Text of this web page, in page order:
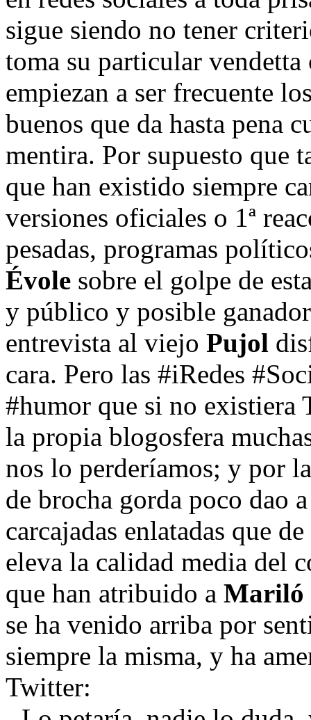
sigue siendo no tener
toma su particular
empiezan a ser frecuente
buenos que da hasta pena
mentira. Por supuesto que
que han existido siempre
versiones oficiales o 1ª
pesadas, programas
Évole sobre el golpe de
y público y posible
entrevista al viejo Pujol
cara. Pero las #iRedes
#humor que si no existiera
la propia blogosfera
nos lo perderíamos; y por
de brocha gorda poco dao
carcajadas enlatadas que
eleva la calidad media del
que han atribuido a Mariló
se ha venido arriba por
siempre la misma, y ha
Twitter: